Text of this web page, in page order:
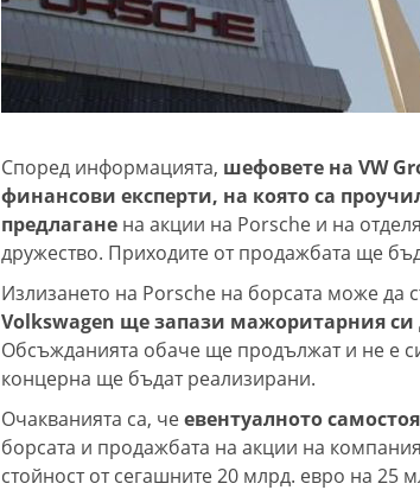
Според информацията, шефовете на VW
финансови експерти, на която са
предлагане на акции на Porsche и на
дружество. Приходите от продажбата ще
Излизането на Porsche на борсата може да
Volkswagen ще запази мажоритарния
Обсъжданията обаче ще продължат и не е
концерна ще бъдат реализирани.
Очакванията са, чеевентуалното
борсата и продажбата на акции на
стойност от сегашните 20 млрд. евро на 25